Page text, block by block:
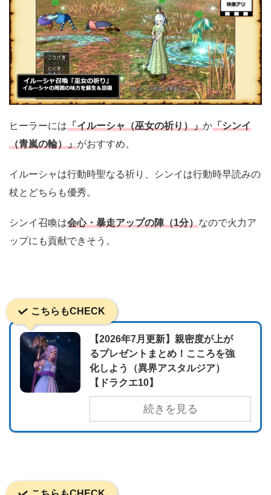
ヒーラーには「イルーシャ（巫女の祈り）」か「シンイ
（青嵐の輪）」がおすすめ。
イルーシャは行動時聖なる祈り、シンイは行動時早読みの
杖とどちらも優秀。
シンイ召喚は会心・暴走アップの陣（1分）なので火力ア
ップにも貢献できそう。
こちらもCHECK
【2026年7月更新】親密度が上が
るプレゼントまとめ！こころを強
化しよう（異界アスタルジア）
【ドラクエ10】
続きを見る